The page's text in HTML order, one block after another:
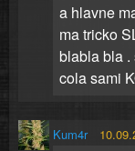
a hlavne
ma tricko
blabla bla .
cola sami
Kum4r